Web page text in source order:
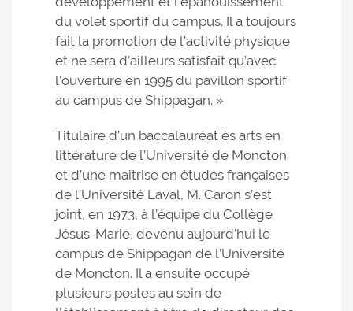
du volet sportif du campus. Il a toujours
fait la promotion de l’activité physique
et ne sera d’ailleurs satisfait qu’avec
l’ouverture en 1995 du pavillon sportif
au campus de Shippagan. »
Titulaire d’un baccalauréat ès arts en
littérature de l’Université de Moncton
et d’une maitrise en études françaises
de l’Université Laval, M. Caron s’est
joint, en 1973, à l’équipe du Collège
Jésus-Marie, devenu aujourd’hui le
campus de Shippagan de l’Université
de Moncton. Il a ensuite occupé
plusieurs postes au sein de